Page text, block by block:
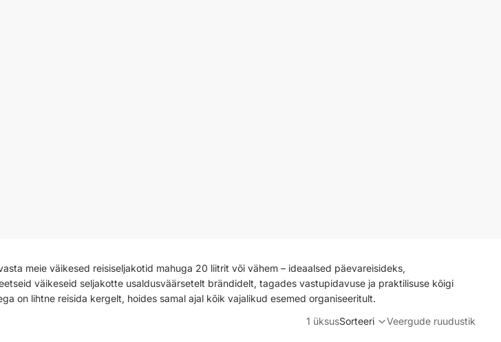
meie väikesed reisiseljakotid mahuga 20 liitrit või vähem – ideaalsed päevareisideks,
väikeseid seljakotte usaldusväärsetelt brändidelt, tagades vastupidavuse ja praktilisuse kõigi
on lihtne reisida kergelt, hoides samal ajal kõik vajalikud esemed organiseeritult.
1 üksusSorteeri Veergude ruudustik